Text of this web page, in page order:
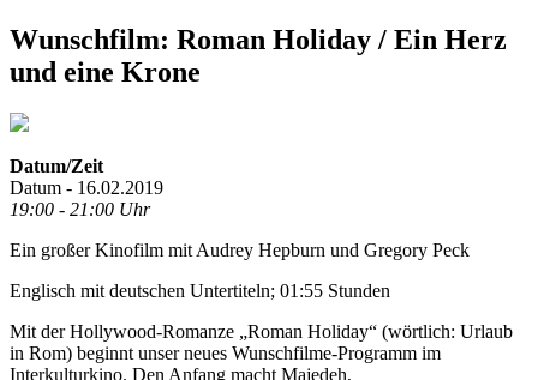
Wunschfilm: Roman Holiday / Ein Herz
und eine Krone
Datum/Zeit
Datum - 16.02.2019
19:00 - 21:00 Uhr
Ein großer Kinofilm mit Audrey Hepburn und Gregory Peck
Englisch mit deutschen Untertiteln; 01:55 Stunden
Mit der Hollywood-Romanze „Roman Holiday“ (wörtlich: Urlaub
in Rom) beginnt unser neues Wunschfilme-Programm im
Interkulturkino. Den Anfang macht Majedeh,